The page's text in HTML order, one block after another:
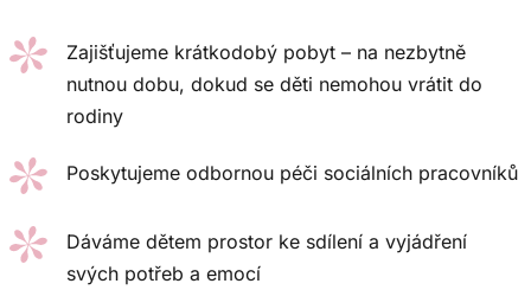
Zajišťujeme krátkodobý pobyt – na nezbytně
nutnou dobu, dokud se děti nemohou vrátit do
rodiny
Poskytujeme odbornou péči sociálních pracovníků
Dáváme dětem prostor ke sdílení a vyjádření
svých potřeb a emocí